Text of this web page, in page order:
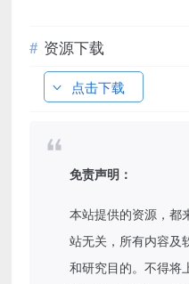
资源下载
点击下载
免责声明：
本站提供的资源，都
站无关，所有内容及
和研究目的。不得将